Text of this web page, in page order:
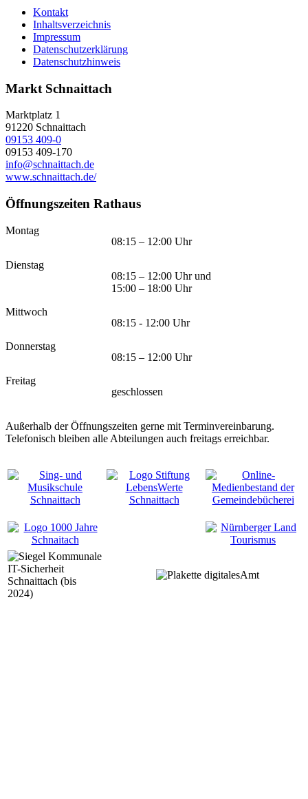
Kontakt
Inhaltsverzeichnis
Impressum
Datenschutzerklärung
Datenschutzhinweis
Markt Schnaittach
Marktplatz 1
91220 Schnaittach
09153 409-0
09153 409-170
info@schnaittach.de
www.schnaittach.de/
Öffnungszeiten Rathaus
Montag
08:15 – 12:00 Uhr
Dienstag
08:15 – 12:00 Uhr und
15:00 – 18:00 Uhr
Mittwoch
08:15 - 12:00 Uhr
Donnerstag
08:15 – 12:00 Uhr
Freitag
geschlossen
Außerhalb der Öffnungszeiten gerne mit Terminvereinbarung.
Telefonisch bleiben alle Abteilungen auch freitags erreichbar.